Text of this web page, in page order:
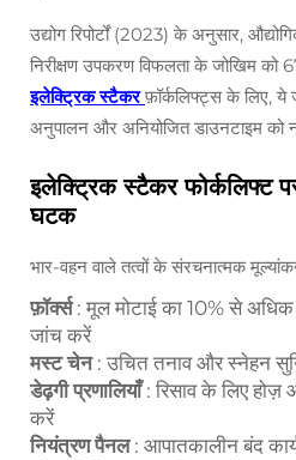
उद्योग रिपोर्टों (2023) के अनुसार,
निरीक्षण उपकरण विफलता के जोखिम
इलेक्ट्रिक स्टैकरफ़ॉर्कलिफ्ट्स के लिए, ये
अनुपालन और अनियोजित डाउनटाइम को
इलेक्ट्रिक स्टैकर फोर्कलिफ्ट
घटक
भार-वहन वाले तत्वों के संरचनात्मक
फ़ॉर्क्स: मूल मोटाई का 10% से अधिक
जांच करें
मस्ट चेन : उचित तनाव और स्नेहन
डेढ़गी प्रणालियाँ: रिसाव के लिए
करें
नियंत्रण पैनल : आपातकालीन बंद